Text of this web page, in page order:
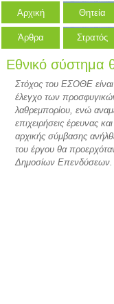
Αρχική Θητεία
Άρθρα Στρατός
Εθνικό σύστημα
Στόχος του ΕΣΟΘΕ είναι
έλεγχο των
λαθρεμπορίου, ενώ
επιχειρήσεις έρευνας
αρχικής σύμβασης
του έργου θα
Δημοσίων Επενδύσεων.